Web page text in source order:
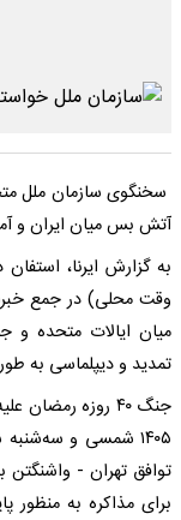
سخنگوی سازمان ملل
آتش بس میان ایران و
به گزارش ایرنا،
وقت محلی) در جمع
میان ایالات متحده و
تمدید و دیپلماسی به
توافق تهران -
برای مذاکره به